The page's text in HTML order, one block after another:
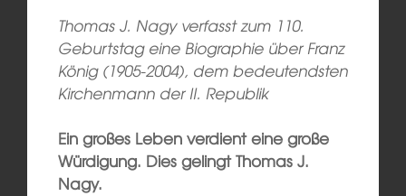
Thomas J. Nagy verfasst zum 110.
Geburtstag eine Biographie über Franz
König (1905-2004), dem bedeutendsten
Kirchenmann der II. Republik
Ein großes Leben verdient eine große
Würdigung. Dies gelingt Thomas J.
Nagy.